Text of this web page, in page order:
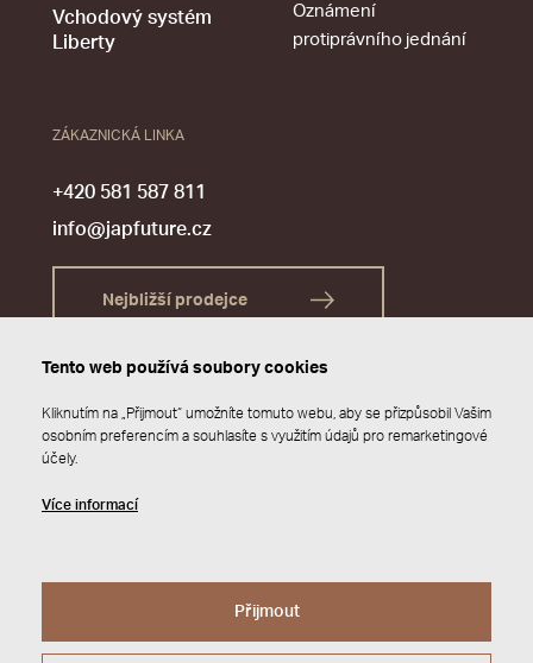
Vchodový systém
Liberty
Oznámení
protiprávního jednání
ZÁKAZNICKÁ LINKA
+420 581 587 811
info@japfuture.cz
Nejbližší prodejce
© 2026 JAP FUTURE s.r.o.
Zásady ochrany osobních údajů
Tento web používá soubory cookies
Kliknutím na „Přijmout“ umožníte tomuto webu, aby se přizpůsobil Vašim
osobním preferencím a souhlasíte s využitím údajů pro remarketingové
účely.
Více informací
Přijmout